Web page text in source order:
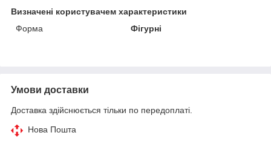
Визначені користувачем характеристики
Форма
Фігурні
Умови доставки
Доставка здійснюється тільки по передоплаті.
Нова Пошта